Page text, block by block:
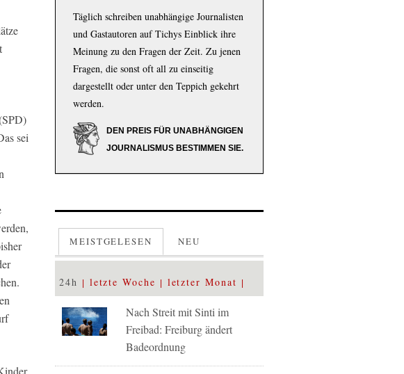
sei
Täglich schreiben unabhängige Journalisten
und Gastautoren auf Tichys Einblick ihre
Meinung zu den Fragen der Zeit. Zu jenen
Fragen, die sonst oft all zu einseitig
dargestellt oder unter den Teppich gekehrt
werden.
DEN PREIS FÜR UNABHÄNGIGEN
JOURNALISMUS BESTIMMEN SIE.
MEISTGELESEN NEU
24h letzte Woche letzter Monat
Nach Streit mit Sinti im
Freibad: Freiburg ändert
Badeordnung